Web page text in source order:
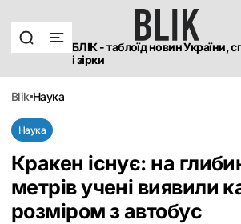
БЛІК - таблоїд новин України,
і зірки
blik наука
Наука
Кракен існує: на
метрів учені виявили
розміром з автобус